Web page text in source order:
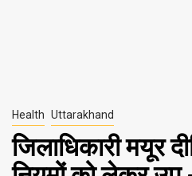
Health Uttarakhand
जिलाधिकारी मयूर